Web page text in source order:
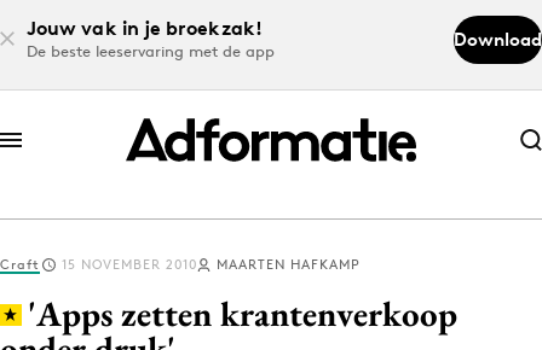
Jouw vak in je broekzak!
De beste leeservaring met de app
Download
Abonneer nu
Abonneer nu
Log in
Craft 15 NOVEMBER 2010 MAARTEN HAFKAMP
'Apps zetten krantenverkoop